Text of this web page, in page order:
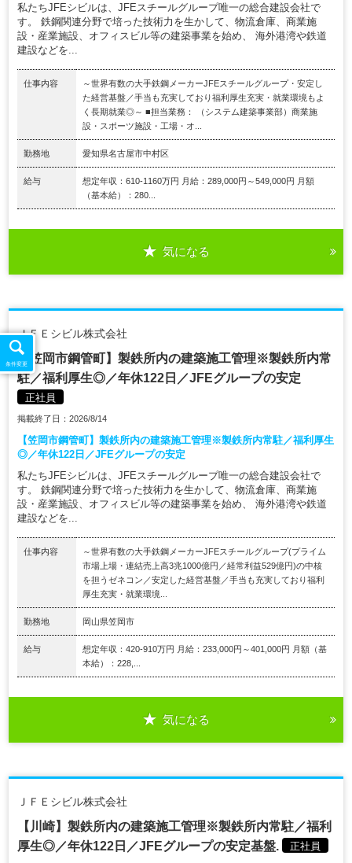
私たちJFEシビルは、JFEスチールグループ唯一の総合建設会社で
す。 鉄鋼関連分野で培った技術力を生かして、物流倉庫、商業施
設・産業施設、オフィスビル等の建築事業を始め、 海外港湾や鉄道
建設などを...
仕事内容
～世界有数の大手鉄鋼メーカーJFEスチールグループ・安定し
た経営基盤／手当も充実しており福利厚生充実・就業環境もよ
く長期就業◎～ ■担当業務： （システム建築事業部）商業施
設・スポーツ施設・工場・オ...
勤務地 愛知県名古屋市中村区
給与
想定年収：610-1160万円 月給：289,000円～549,000円 月額
（基本給）：280...
気になる
ＪＦＥシビル株式会社
【笠岡市鋼管町】製鉄所内の建築施工管理※製鉄所内常
駐／福利厚生◎／年休122日／JFEグループの安定
正社員
掲載終了日：2026/8/14
【笠岡市鋼管町】製鉄所内の建築施工管理※製鉄所内常駐／福利厚生
◎／年休122日／JFEグループの安定
私たちJFEシビルは、JFEスチールグループ唯一の総合建設会社で
す。 鉄鋼関連分野で培った技術力を生かして、物流倉庫、商業施
設・産業施設、オフィスビル等の建築事業を始め、 海外港湾や鉄道
建設などを...
仕事内容
～世界有数の大手鉄鋼メーカーJFEスチールグループ(プライム
市場上場・連結売上高3兆1000億円／経常利益529億円)の中核
を担うゼネコン／安定した経営基盤／手当も充実しており福利
厚生充実・就業環境...
勤務地 岡山県笠岡市
給与
想定年収：420-910万円 月給：233,000円～401,000円 月額（基
本給）：228,...
気になる
ＪＦＥシビル株式会社
【川崎】製鉄所内の建築施工管理※製鉄所内常駐／福利
厚生◎／年休122日／JFEグループの安定基盤.
正社員
条件変更